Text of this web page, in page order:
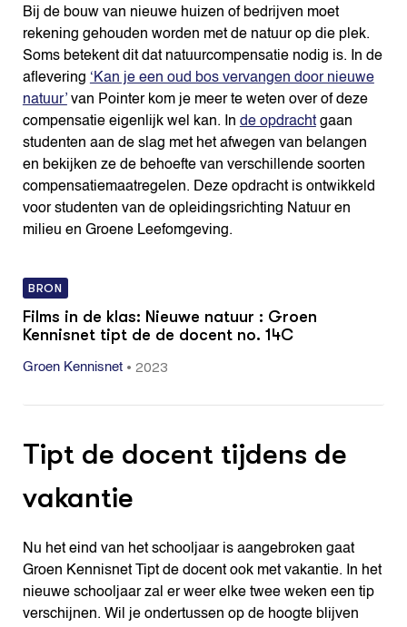
Bij de bouw van nieuwe huizen of bedrijven moet
rekening gehouden worden met de natuur op die plek.
Soms betekent dit dat natuurcompensatie nodig is. In de
aflevering ‘Kan je een oud bos vervangen door nieuwe
natuur’van Pointer kom je meer te weten over of deze
compensatie eigenlijk wel kan. In de opdrachtgaan
studenten aan de slag met het afwegen van belangen
en bekijken ze de behoefte van verschillende soorten
compensatiemaatregelen. Deze opdracht is ontwikkeld
voor studenten van de opleidingsrichting Natuur en
milieu en Groene Leefomgeving.
BRON
Films in de klas: Nieuwe natuur : Groen
Kennisnet tipt de de docent no. 14C
Groen Kennisnet• 2023
Tipt de docent tijdens de
vakantie
Nu het eind van het schooljaar is aangebroken gaat
Groen Kennisnet Tipt de docent ook met vakantie. In het
nieuwe schooljaar zal er weer elke twee weken een tip
verschijnen. Wil je ondertussen op de hoogte blijven